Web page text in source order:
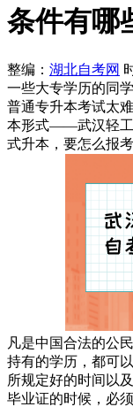
条件有哪
整编： 湖北自考网
一些大专学历的同
普通专升本考试太
本形式——武汉轻
式升本，要怎么报
凡是中国合法的公
持有的学历，都可
所规定好的时间以
毕业证的时候，必